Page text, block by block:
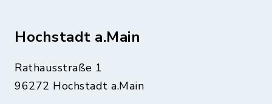
Hochstadt a.Main
Rathausstraße 1
96272 Hochstadt a.Main